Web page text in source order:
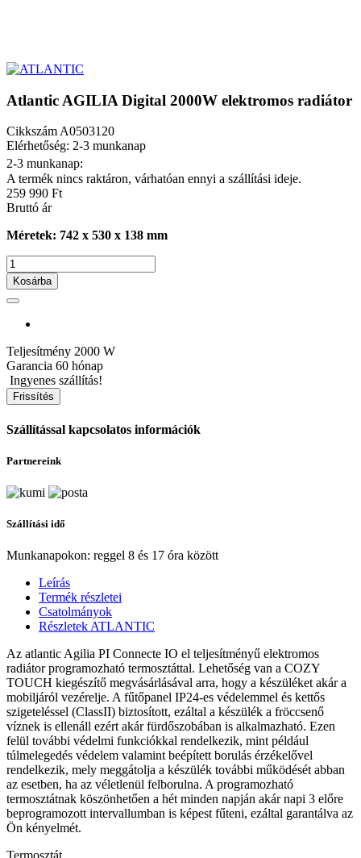
Atlantic AGILIA Digital 2000W elektromos radiátor
CikkszámA0503120
Elérhetőség: 2-3 munkanap
2-3 munkanap:
A termék nincs raktáron, várhatóan ennyi a szállítási ideje.
259 990 Ft
Bruttó ár
Méretek: 742 x 530 x 138 mm
Kosárba
Teljesítmény 2000 W
Garancia 60 hónap
Ingyenes szállítás!
Szállítással kapcsolatos információk
Partnereink
Szállítási idő
Munkanapokon: reggel 8 és 17 óra között
Leírás
Termék részletei
Csatolmányok
Részletek ATLANTIC
Az atlantic Agilia PI Connecte IO el teljesítményű elektromos
radiátor programozható termosztáttal. Lehetőség van a COZY
TOUCH kiegészítő megvásárlásával arra, hogy a készüléket akár a
mobiljáról vezérelje. A fűtőpanel IP24-es védelemmel és kettős
szigeteléssel (ClassII) biztosított, ezáltal a készülék a fröccsenő
víznek is ellenáll ezért akár fürdőszobában is alkalmazható. Ezen
felül további védelmi funkciókkal rendelkezik, mint például
túlmelegedés védelem valamint beépített borulás érzékelővel
rendelkezik, mely meggátolja a készülék további működését abban
az esetben, ha az véletlenül felborulna. A programozható
termosztátnak köszönhetően a hét minden napján akár napi 3 előre
beprogramozott intervallumban is képest fűteni, ezáltal garantálva az
Ön kényelmét.